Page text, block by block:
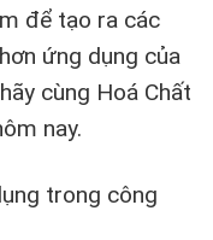
để tạo ra các
ứng dụng của
cùng Hoá Chất
nay.